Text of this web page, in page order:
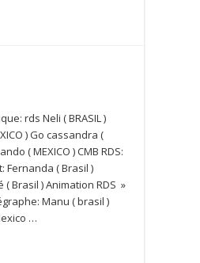
rds Neli ( BRASIL )
) Go cassandra (
( MEXICO ) CMB RDS:
Fernanda ( Brasil )
( Brasil ) Animation RDS »
Manu ( brasil )
…